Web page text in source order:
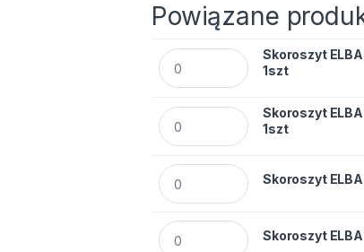
Powiązane
Skoroszyt ELBA oczkowy
Skoroszyt
1szt
Skoroszyt ELBA oczkowy
Skoroszyt
1szt
Skoroszyt ELBA oczkowy zółty
Skoroszyt
Skoroszyt ELBA oczkowy
Skoroszyt